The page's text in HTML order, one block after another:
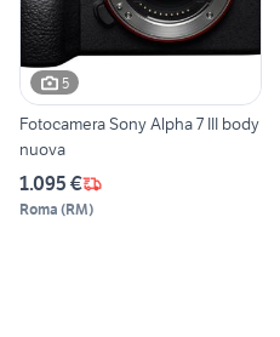
5
Fotocamera Sony Alpha 7 III body
nuova
1.095 €
Roma (RM)